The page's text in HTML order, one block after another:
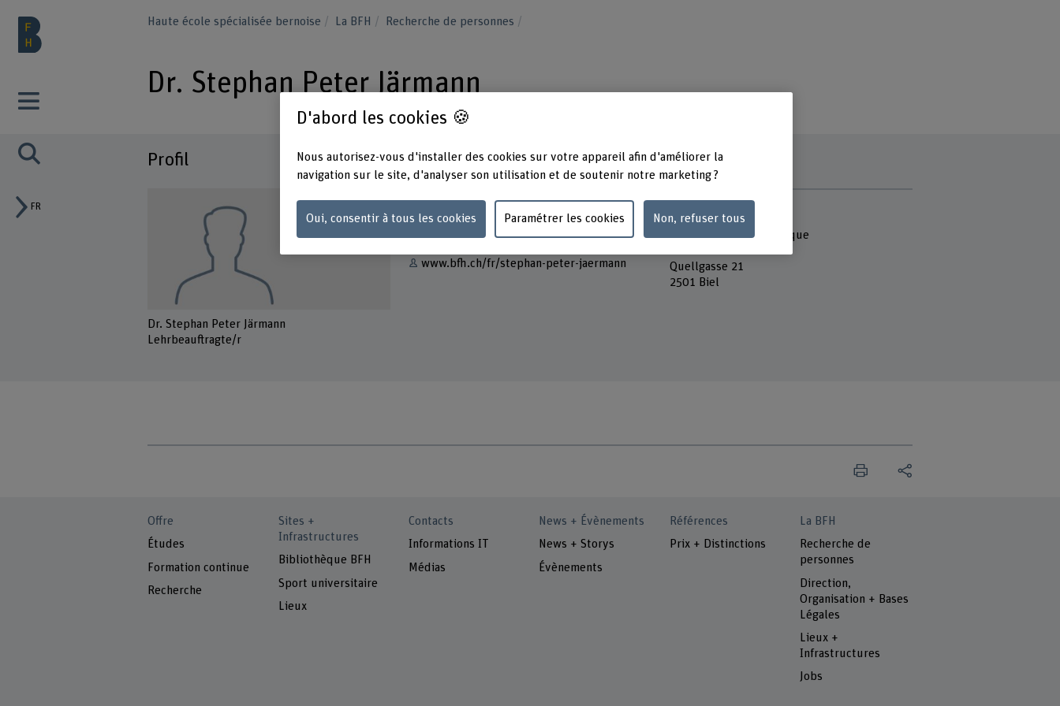
FR
Haute école spécialisée bernoise La BFH Recherche de personnes
Dr. Stephan Peter Järmann
Profil
Dr. Stephan Peter Järmann
Lehrbeauftragte/r
Contact
www.bfh.ch/fr/stephan-peter-jaermann
Adresse
Berner Fachhochschule
Technique et informatique
Quellgasse 21
2501 Biel
Offre
Études
Formation continue
Recherche
Sites +
Infrastructures
Bibliothèque BFH
Sport universitaire
Lieux
Contacts
Informations IT
Médias
News + Évènements
News + Storys
Évènements
Références
Prix + Distinctions
La BFH
Recherche de
personnes
Direction,
Organisation + Bases
Légales
Lieux +
Infrastructures
Jobs
D'abord les cookies 🍪
Nous autorisez-vous d'installer des cookies sur votre appareil afin d'améliorer la
navigation sur le site, d'analyser son utilisation et de soutenir notre marketing ?
Oui, consentir à tous les cookies Paramétrer les cookies Non, refuser tous